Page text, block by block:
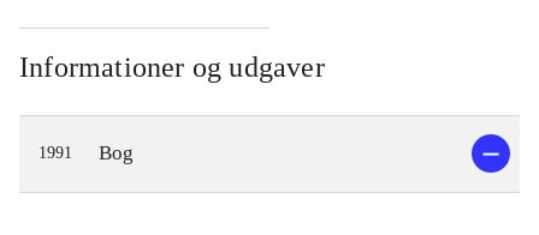
Informationer og udgaver
1991 Bog